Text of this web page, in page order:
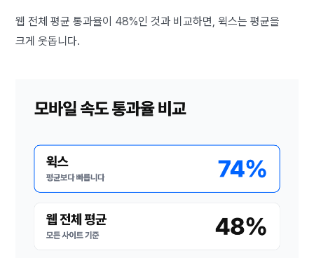
웹 전체 평균 통과율이 48%인 것과 비교하면, 윅스는 평균을
크게 웃돕니다.